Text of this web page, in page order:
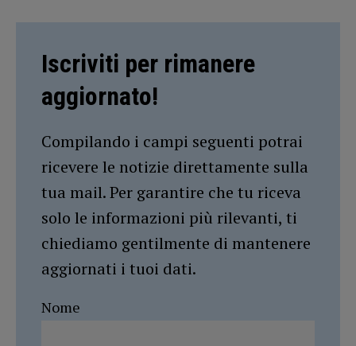
Iscriviti per rimanere
aggiornato!
Compilando i campi seguenti potrai
ricevere le notizie direttamente sulla
tua mail. Per garantire che tu riceva
solo le informazioni più rilevanti, ti
chiediamo gentilmente di mantenere
aggiornati i tuoi dati.
Nome